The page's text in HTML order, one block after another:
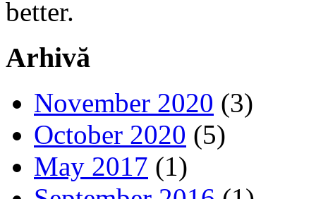
better.
Arhivă
November 2020 (3)
October 2020 (5)
May 2017 (1)